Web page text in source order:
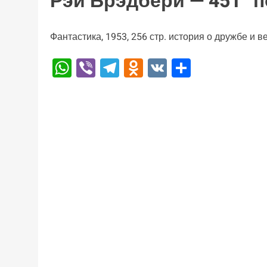
Фантастика, 1953, 256 стр. история о дружбе и
WhatsApp
ViberTelegram
Odnoklassniki
VK